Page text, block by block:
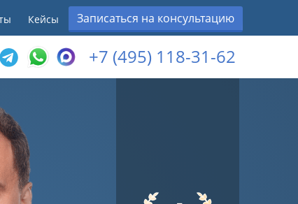
Кейсы Записаться на консультацию
+7 (495) 118-31-62